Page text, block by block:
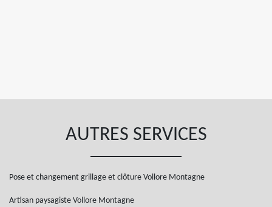
AUTRES SERVICES
Pose et changement grillage et clôture Vollore Montagne
Artisan paysagiste Vollore Montagne